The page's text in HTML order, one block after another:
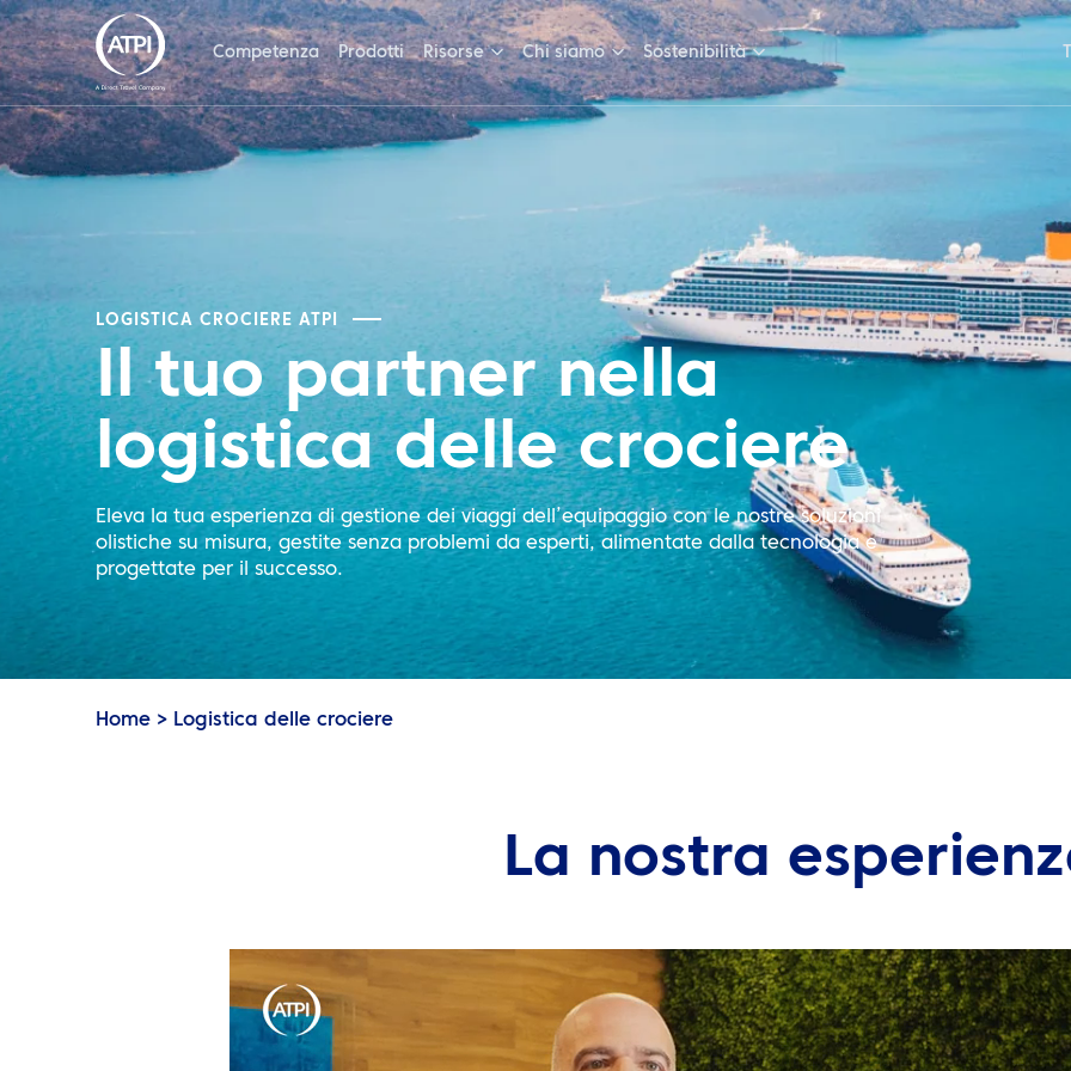
Competenza Prodotti Risorse Chi siamo Sostenibilità
LOGISTICA CROCIERE ATPI
Il tuo partner nella
logistica delle crociere
Eleva la tua esperienza di gestione dei viaggi dell’equipaggio con le nostre soluzioni
olistiche su misura, gestite senza problemi da esperti, alimentate dalla tecnologia e
progettate per il successo.
Home > Logistica delle crociere
La nostra